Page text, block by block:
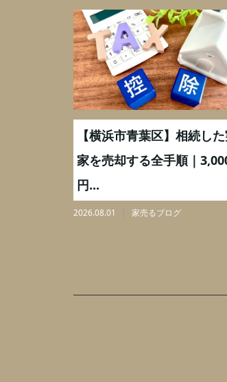
【横浜市青葉区】相続し
家を売却する全手順｜
円...
2026.08.01 家売るブログ